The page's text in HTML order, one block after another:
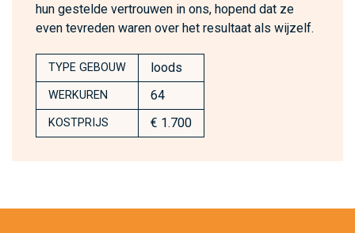
hun gestelde vertrouwen in ons, hopend dat ze
even tevreden waren over het resultaat als wijzelf.
TYPE GEBOUW loods
WERKUREN 64
KOSTPRIJS € 1.700